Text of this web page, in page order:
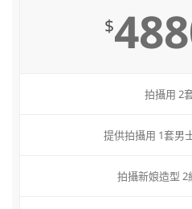
$
拍攝用 2
提供拍攝用 1套男
拍攝新娘造型 2